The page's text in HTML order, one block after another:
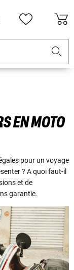
EN MOTO
pour un voyage
? A quoi faut-il
et de
garantie.